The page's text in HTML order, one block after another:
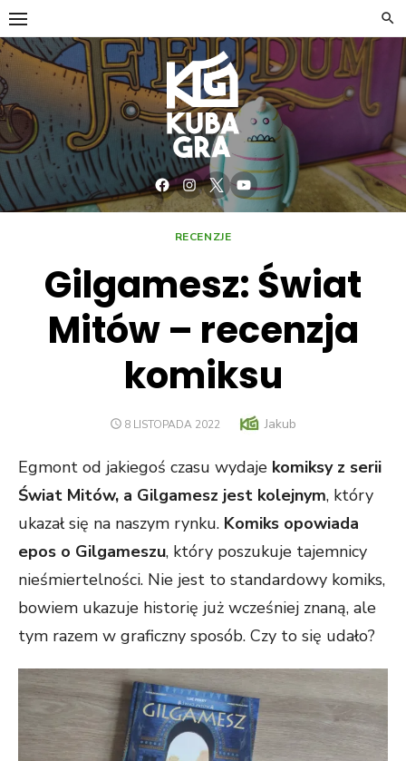
Skip
to
content
Facebook
Instagram
TwitterYouTube
RECENZJE
Gilgamesz: Świat
Mitów – recenzja
komiksu
POSTED
8 LISTOPADA 2022 Author
Jakub
Egmont od jakiegoś czasu wydaje komiksy z serii
Świat Mitów, a Gilgamesz jest kolejnym, który
ukazał się na naszym rynku. Komiks opowiada
epos o Gilgameszu, który poszukuje tajemnicy
nieśmiertelności. Nie jest to standardowy komiks,
bowiem ukazuje historię już wcześniej znaną, ale
tym razem w graficzny sposób. Czy to się udało?